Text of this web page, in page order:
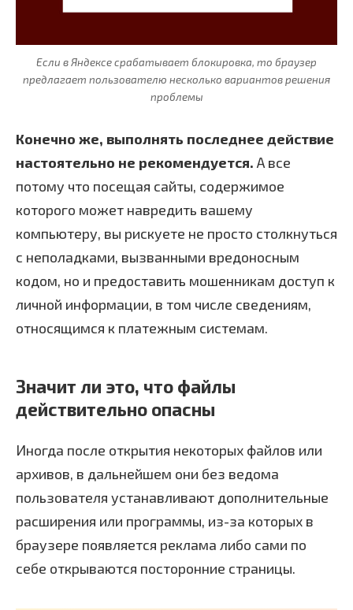
Если в Яндексе срабатывает блокировка, то браузер
предлагает пользователю несколько вариантов решения
проблемы
Конечно же, выполнять последнее действие
настоятельно не рекомендуется. А все
потому что посещая сайты, содержимое
которого может навредить вашему
компьютеру, вы рискуете не просто столкнуться
с неполадками, вызванными вредоносным
кодом, но и предоставить мошенникам доступ к
личной информации, в том числе сведениям,
относящимся к платежным системам.
Значит ли это, что файлы
действительно опасны
Иногда после открытия некоторых файлов или
архивов, в дальнейшем они без ведома
пользователя устанавливают дополнительные
расширения или программы, из-за которых в
браузере появляется реклама либо сами по
себе открываются посторонние страницы.